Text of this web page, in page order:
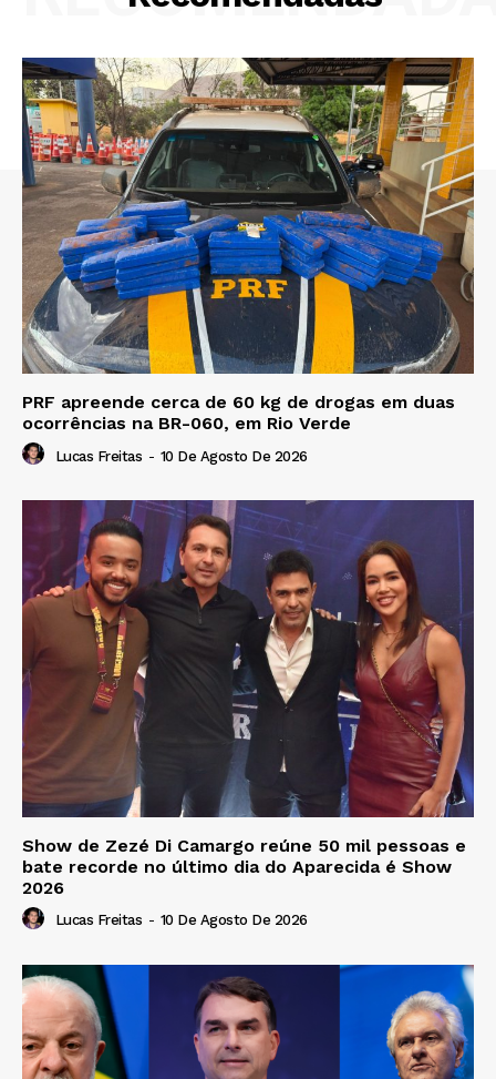
PRF apreende cerca de 60 kg de drogas em duas
ocorrências na BR-060, em Rio Verde
Lucas Freitas - 10 De Agosto De 2026
Show de Zezé Di Camargo reúne 50 mil pessoas e
bate recorde no último dia do Aparecida é Show
2026
Lucas Freitas - 10 De Agosto De 2026